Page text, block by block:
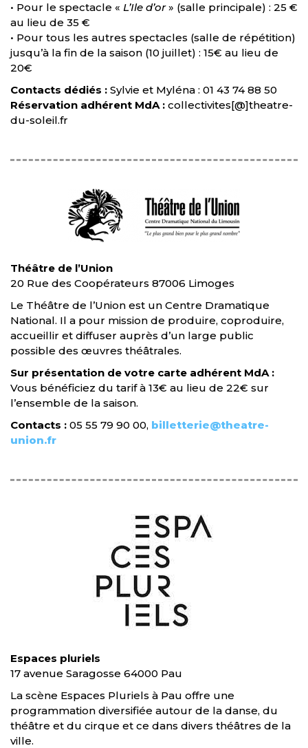
• Pour le spectacle « L’Ile d’or» (salle principale) : 25 €
au lieu de 35 €
• Pour tous les autres spectacles (salle de répétition)
jusqu’à la fin de la saison (10 juillet) : 15€ au lieu de
20€
Contacts dédiés : Sylvie et Myléna : 01 43 74 88 50
Réservation adhérent MdA : collectivites[@]theatre-
du-soleil.fr
Théâtre de l’Union
20 Rue des Coopérateurs 87006 Limoges
Le Théâtre de l’Union est un Centre Dramatique
National. Il a pour mission de produire, coproduire,
accueillir et diffuser auprès d’un large public
possible des œuvres théâtrales.
Sur présentation de votre carte adhérent MdA :
Vous bénéficiez du tarif à 13€ au lieu de 22€ sur
l’ensemble de la saison.
Contacts : 05 55 79 90 00, billetterie@theatre-
union.fr
Espaces pluriels
17 avenue Saragosse 64000 Pau
La scène Espaces Pluriels à Pau offre une
programmation diversifiée autour de la danse, du
théâtre et du cirque et ce dans divers théâtres de la
ville.